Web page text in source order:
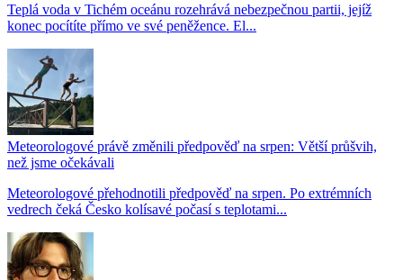
Teplá voda v Tichém oceánu rozehrává nebezpečnou partii, jejíž
konec pocítíte přímo ve své peněžence. El...
Meteorologové právě změnili předpověď na srpen: Větší průšvih,
než jsme očekávali
Meteorologové přehodnotili předpověď na srpen. Po extrémních
vedrech čeká Česko kolísavé počasí s teplotami...